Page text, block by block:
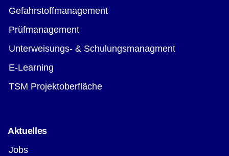
Gefahrstoffmanagement
Prüfmanagement
Unterweisungs- & Schulungsmanagment
E-Learning
TSM Projektoberfläche
Aktuelles
Jobs